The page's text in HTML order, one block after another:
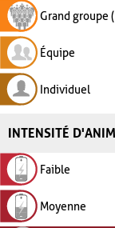
Grand groupe
Équipe
Individuel
INTENSITÉ
Faible
Moyenne